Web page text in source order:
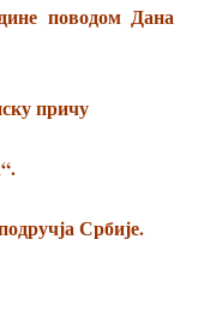
поводом Дана
причу
Србије.